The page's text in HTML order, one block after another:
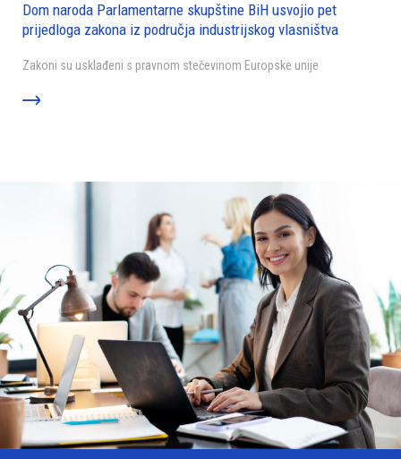
Dom naroda Parlamentarne skupštine BiH usvojio pet
prijedloga zakona iz područja industrijskog vlasništva
Zakoni su usklađeni s pravnom stečevinom Europske unije